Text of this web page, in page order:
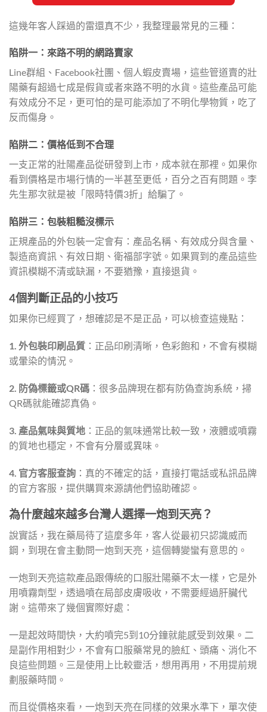
這幾年客人踩過的雷還真不少，我整理最常見的三種：
陷阱一：來路不明的網路賣家
Line群組、Facebook社團、個人蝦皮賣場，這些管道賣的壯
陽藥有超過七成是假貨或者來路不明的水貨。這些產品可能
有效成分不足，更可怕的是可能添加了不明化學物質，吃了
反而傷身。
陷阱二：價格低到不合理
一支正常的壯陽產品從研發到上市，成本就在那裡。如果你
看到價格是市場行情的一半甚至更低，百分之百有問題。李
先生那次就是被「限時特價3折」給騙了。
陷阱三：包裝粗糙沒標示
正規產品的外包裝一定會有：產品名稱、有效成分與含量、
製造商資訊、有效日期、衛福部字號。如果買到的產品這些
資訊模糊不清或缺漏，不要猶豫，直接退貨。
4個判斷正品的小技巧
如果你已經買了，想確認是不是正品，可以檢查這幾點：
1. 外包裝印刷品質 ：正品印刷清晰，色彩飽和，不會有模糊
或暈染的情況。
2. 防偽標籤或QR碼 ：很多品牌現在都有防偽查詢系統，掃
QR碼就能確認真偽。
3. 產品氣味與質地 ：正品的氣味通常比較一致，液體或噴霧
的質地也穩定，不會有分層或異味。
4. 官方客服查詢 ：真的不確定的話，直接打電話或私訊品牌
的官方客服，提供購買來源請他們協助確認。
為什麼越來越多台灣人選擇一炮到天亮？
說實話，我在藥局待了這麼多年，客人從最初只認識威而
鋼，到現在會主動問一炮到天亮，這個轉變蠻有意思的。
一炮到天亮這款產品跟傳統的口服壯陽藥不太一樣，它是外
用噴霧劑型，透過噴在局部皮膚吸收，不需要經過肝臟代
謝。這帶來了幾個實際好處：
一是起效時間快，大約噴完5到10分鐘就能感受到效果。二
是副作用相對少，不會有口服藥常見的臉紅、頭痛、消化不
良這些問題。三是使用上比較靈活，想用再用，不用提前規
劃服藥時間。
而且從價格來看，一炮到天亮在同樣的效果水準下，單次使